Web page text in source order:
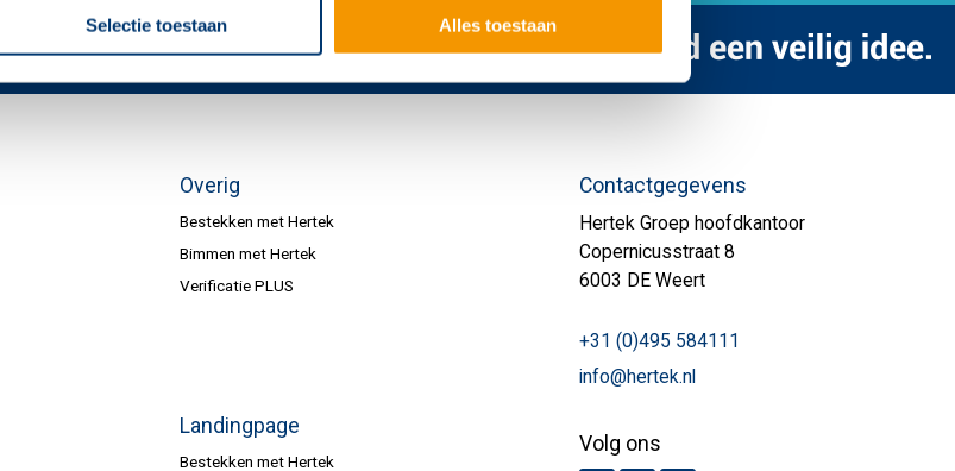
Selectie toestaan Alles toestaan
Overig
Bestekken met Hertek
Bimmen met Hertek
Verificatie PLUS
Landingpage
Bestekken met Hertek
Contactgegevens
Hertek Groep hoofdkantoor
Copernicusstraat 8
6003 DE Weert
+31 (0)495 584111
info@hertek.nl
Volg ons